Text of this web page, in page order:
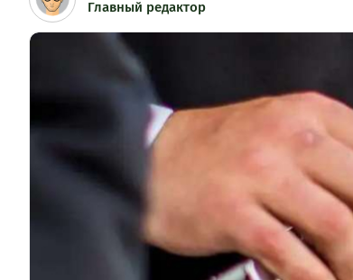
Главный редактор